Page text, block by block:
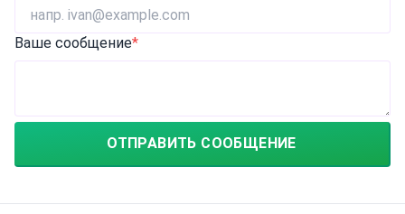
Ваше сообщение*
ОТПРАВИТЬ СООБЩЕНИЕ